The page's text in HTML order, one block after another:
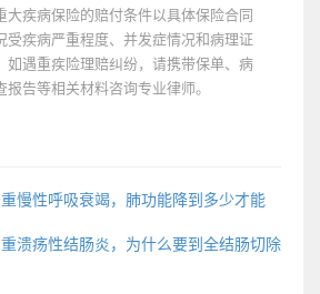
大疾病保险的赔付条件以具体保险合同
受疾病严重程度、并发症情况和病理证
如遇重疾险理赔纠纷，请携带保单、病
告等相关材料咨询专业律师。
慢性呼吸衰竭，肺功能降到多少才能
溃疡性结肠炎，为什么要到全结肠切除